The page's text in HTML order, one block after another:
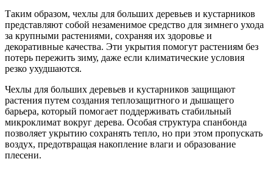
Таким образом, чехлы для больших деревьев и кустарников
представляют собой незаменимое средство для зимнего ухода
за крупными растениями, сохраняя их здоровье и
декоративные качества. Эти укрытия помогут растениям без
потерь пережить зиму, даже если климатические условия
резко ухудшаются.
Чехлы для больших деревьев и кустарников защищают
растения путем создания теплозащитного и дышащего
барьера, который помогает поддерживать стабильный
микроклимат вокруг дерева. Особая структура спанбонда
позволяет укрытию сохранять тепло, но при этом пропускать
воздух, предотвращая накопление влаги и образование
плесени.